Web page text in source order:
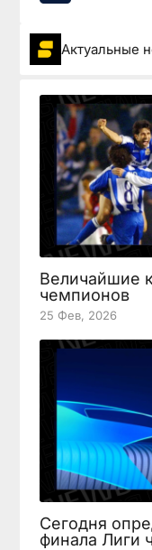
Актуальные
Величайшие
чемпионов
25 Фев, 2026
Сегодня
финала Лиги